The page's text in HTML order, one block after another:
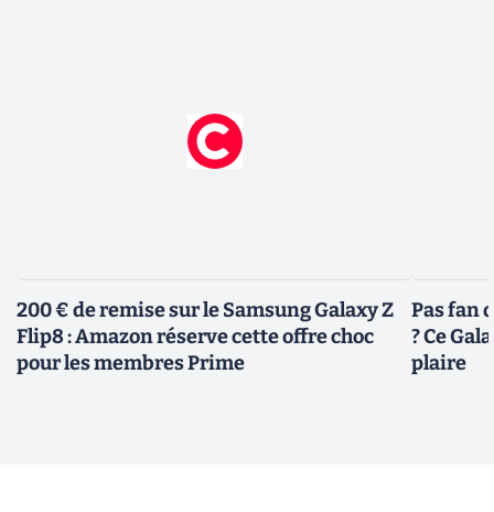
200 € de remise sur le Samsung Galaxy Z
Flip8 : Amazon réserve cette offre choc
pour les membres Prime
Pas fan
? Ce
plaire